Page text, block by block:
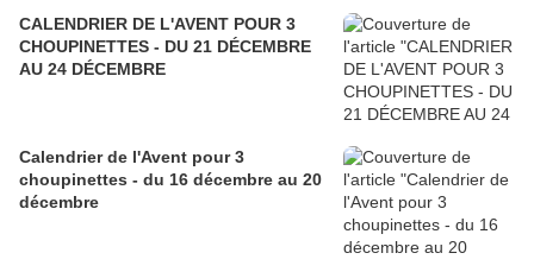
CALENDRIER DE L'AVENT POUR 3
CHOUPINETTES - DU 21 DÉCEMBRE
AU 24 DÉCEMBRE
Calendrier de l'Avent pour 3
choupinettes - du 16 décembre au 20
décembre